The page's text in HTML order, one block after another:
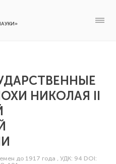
НИКОЛАЯ II
до 1917 года , УДК: 94 DOI: